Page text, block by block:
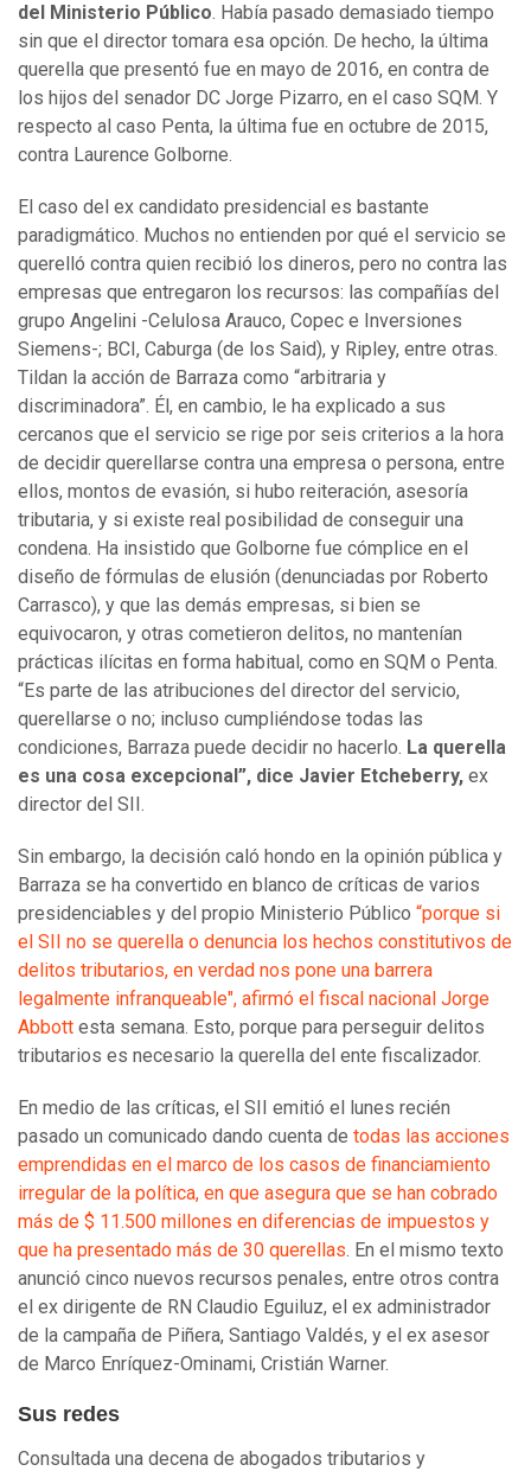
del Ministerio Público. Había pasado demasiado tiempo
sin que el director tomara esa opción. De hecho, la última
querella que presentó fue en mayo de 2016, en contra de
los hijos del senador DC Jorge Pizarro, en el caso SQM. Y
respecto al caso Penta, la última fue en octubre de 2015,
contra Laurence Golborne.
El caso del ex candidato presidencial es bastante
paradigmático. Muchos no entienden por qué el servicio se
querelló contra quien recibió los dineros, pero no contra las
empresas que entregaron los recursos: las compañías del
grupo Angelini -Celulosa Arauco, Copec e Inversiones
Siemens-; BCI, Caburga (de los Said), y Ripley, entre otras.
Tildan la acción de Barraza como “arbitraria y
discriminadora”. Él, en cambio, le ha explicado a sus
cercanos que el servicio se rige por seis criterios a la hora
de decidir querellarse contra una empresa o persona, entre
ellos, montos de evasión, si hubo reiteración, asesoría
tributaria, y si existe real posibilidad de conseguir una
condena. Ha insistido que Golborne fue cómplice en el
diseño de fórmulas de elusión (denunciadas por Roberto
Carrasco), y que las demás empresas, si bien se
equivocaron, y otras cometieron delitos, no mantenían
prácticas ilícitas en forma habitual, como en SQM o Penta.
“Es parte de las atribuciones del director del servicio,
querellarse o no; incluso cumpliéndose todas las
condiciones, Barraza puede decidir no hacerlo. La querella
es una cosa excepcional”, dice Javier Etcheberry, ex
director del SII.
Sin embargo, la decisión caló hondo en la opinión pública y
Barraza se ha convertido en blanco de críticas de varios
presidenciables y del propio Ministerio Público “porque si
el SII no se querella o denuncia los hechos constitutivos de
delitos tributarios, en verdad nos pone una barrera
legalmente infranqueable", afirmó el fiscal nacional Jorge
Abbott esta semana. Esto, porque para perseguir delitos
tributarios es necesario la querella del ente fiscalizador.
En medio de las críticas, el SII emitió el lunes recién
pasado un comunicado dando cuenta de todas las acciones
emprendidas en el marco de los casos de financiamiento
irregular de la política, en que asegura que se han cobrado
más de $ 11.500 millones en diferencias de impuestos y
que ha presentado más de 30 querellas. En el mismo texto
anunció cinco nuevos recursos penales, entre otros contra
el ex dirigente de RN Claudio Eguiluz, el ex administrador
de la campaña de Piñera, Santiago Valdés, y el ex asesor
de Marco Enríquez-Ominami, Cristián Warner.
Sus redes
Consultada una decena de abogados tributarios y